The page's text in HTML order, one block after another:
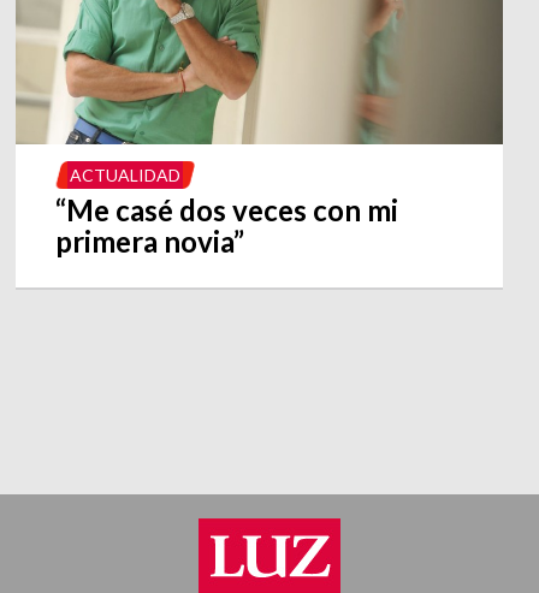
ACTUALIDAD
“Me casé dos veces con mi
primera novia”